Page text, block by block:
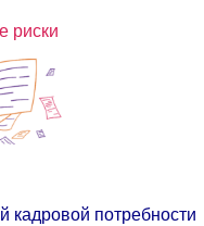
риски
кадровой потребности